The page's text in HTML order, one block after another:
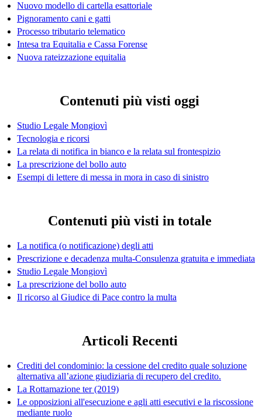
Nuovo modello di cartella esattoriale
Pignoramento cani e gatti
Processo tributario telematico
Intesa tra Equitalia e Cassa Forense
Nuova rateizzazione equitalia
Contenuti più visti oggi
Studio Legale Mongiovì
Tecnologia e ricorsi
La relata di notifica in bianco e la relata sul frontespizio
La prescrizione del bollo auto
Esempi di lettere di messa in mora in caso di sinistro
Contenuti più visti in totale
La notifica (o notificazione) degli atti
Prescrizione e decadenza multa-Consulenza gratuita e immediata
Studio Legale Mongiovì
La prescrizione del bollo auto
Il ricorso al Giudice di Pace contro la multa
Articoli Recenti
Crediti del condominio: la cessione del credito quale soluzione
alternativa all’azione giudiziaria di recupero del credito.
La Rottamazione ter (2019)
Le opposizioni all'esecuzione e agli atti esecutivi e la riscossione
mediante ruolo